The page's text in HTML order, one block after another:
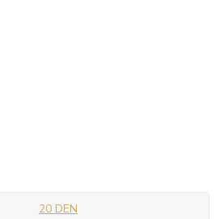
20 DEN